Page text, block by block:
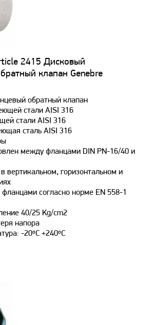
2415 Дисковый
клапан Genebre
обратный клапан
стали AISI 316
стали AISI 316
сталь AISI 316
между фланцами DIN PN-16/40 и
вертикальном, горизонтальном и
согласно норме EN 558-1
40/25 Kg/cm2
напора
-20ºC +240ºC